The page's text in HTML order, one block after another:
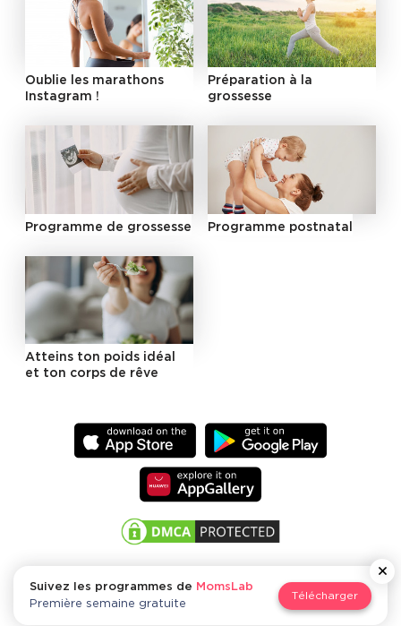
Oublie les marathons
Instagram !
Préparation à la
grossesse
Programme de grossesse Programme postnatal
Atteins ton poids idéal
et ton corps de rêve
MomsLab
Suivez les programmes de
MomsLab
Première semaine gratuite
Télécharger